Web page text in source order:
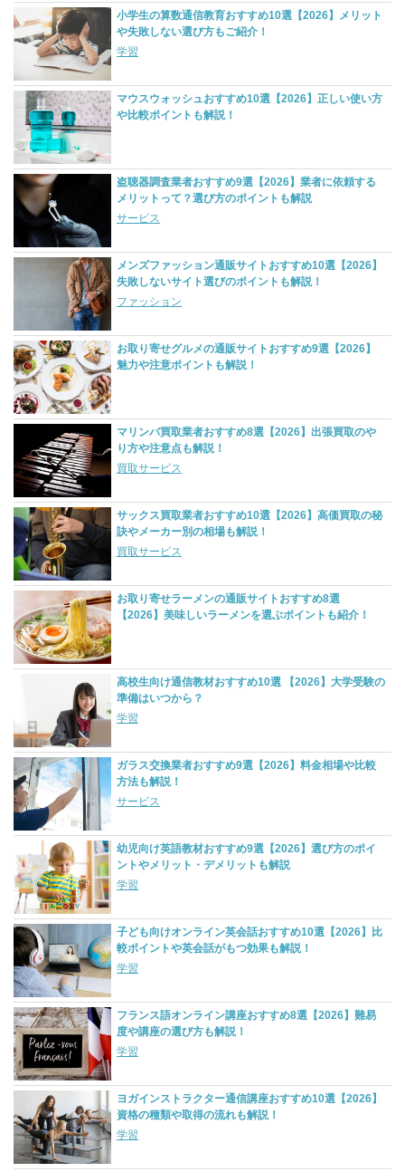
小学生の算数通信教育おすすめ10選【2026】メリット
や失敗しない選び方もご紹介！
学習
マウスウォッシュおすすめ10選【2026】正しい使い方
や比較ポイントも解説！
盗聴器調査業者おすすめ9選【2026】業者に依頼する
メリットって？選び方のポイントも解説
サービス
メンズファッション通販サイトおすすめ10選【2026】
失敗しないサイト選びのポイントも解説！
ファッション
お取り寄せグルメの通販サイトおすすめ9選【2026】
魅力や注意ポイントも解説！
マリンバ買取業者おすすめ8選【2026】出張買取のや
り方や注意点も解説！
買取サービス
サックス買取業者おすすめ10選【2026】高価買取の秘
訣やメーカー別の相場も解説！
買取サービス
お取り寄せラーメンの通販サイトおすすめ8選
【2026】美味しいラーメンを選ぶポイントも紹介！
高校生向け通信教材おすすめ10選 【2026】大学受験の
準備はいつから？
学習
ガラス交換業者おすすめ9選【2026】料金相場や比較
方法も解説！
サービス
幼児向け英語教材おすすめ9選【2026】選び方のポイ
ントやメリット・デメリットも解説
学習
子ども向けオンライン英会話おすすめ10選【2026】比
較ポイントや英会話がもつ効果も解説！
学習
フランス語オンライン講座おすすめ8選【2026】難易
度や講座の選び方も解説！
学習
ヨガインストラクター通信講座おすすめ10選【2026】
資格の種類や取得の流れも解説！
学習